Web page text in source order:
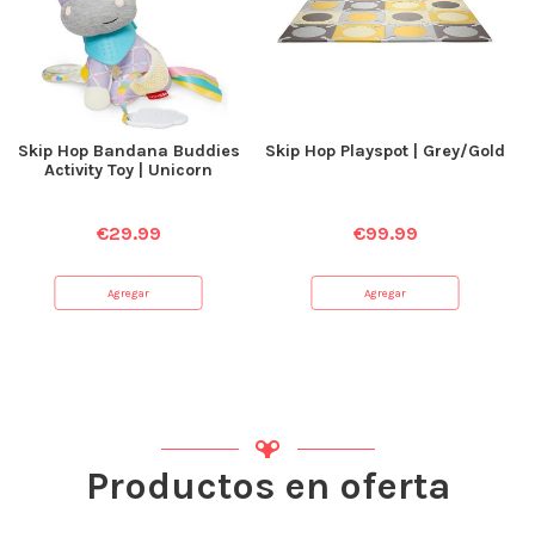
Skip Hop Bandana Buddies
Activity Toy | Unicorn
€29.99
Agregar
Skip Hop Playspot | Grey/Gold
€99.99
Agregar
Productos en oferta